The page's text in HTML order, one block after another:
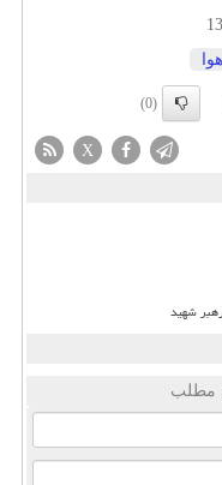
هوا
(0)
X
شهید
مطلب